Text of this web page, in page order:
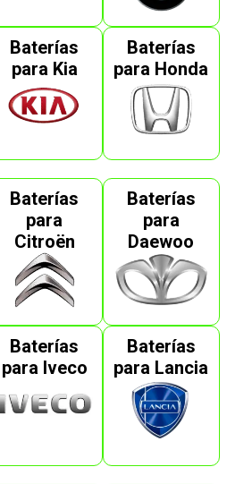
Baterías
para Kia
Baterías
para Honda
Baterías
para
Citroën
Baterías
para
Daewoo
Baterías
para Iveco
Baterías
para Lancia